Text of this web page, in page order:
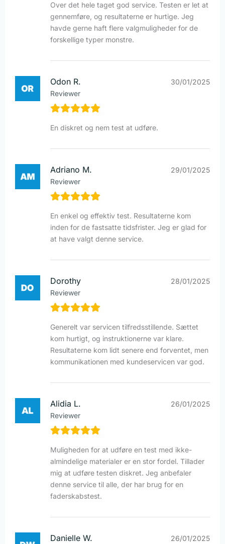
Over det hele taget god service. Testen er let at
gennemføre, og resultaterne er hurtige. Jeg
havde gerne haft flere valgmuligheder for de
forskellige typer monstre.
Odon R.
Reviewer
30/01/2025
En diskret og nem test at udføre.
Adriano M.
Reviewer
29/01/2025
En enkel og effektiv test. Resultaterne kom
inden for de fastsatte tidsfrister. Jeg er glad for
at have valgt denne service.
Dorothy
Reviewer
28/01/2025
Generelt var servicen tilfredsstillende. Sættet
kom hurtigt, og instruktionerne var klare.
Resultaterne kom lidt senere end forventet, men
kommunikationen med kundeservicen var god.
Alidia L.
Reviewer
26/01/2025
Muligheden for at udføre en test med ikke-
almindelige materialer er en stor fordel. Tillader
mig at udføre testen diskret. Jeg anbefaler
denne service til alle, der har brug for en
faderskabstest.
Danielle W. 26/01/2025